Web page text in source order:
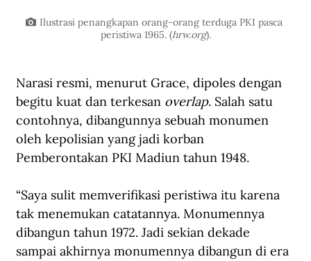
Ilustrasi penangkapan orang-orang terduga PKI pasca
peristiwa 1965. (hrw.org).
Narasi resmi, menurut Grace, dipoles dengan
begitu kuat dan terkesan overlap. Salah satu
contohnya, dibangunnya sebuah monumen
oleh kepolisian yang jadi korban
Pemberontakan PKI Madiun tahun 1948.
“Saya sulit memverifikasi peristiwa itu karena
tak menemukan catatannya. Monumennya
dibangun tahun 1972. Jadi sekian dekade
sampai akhirnya monumennya dibangun di era